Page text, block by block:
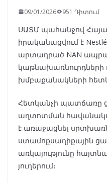
09/01/2026 951 Դիտում
ՍԱՏՄ պահանջով
իրականացվում է
արտադրած NAN
կաթնախառնուրդների
խմբաքանակների
Հետկանչի պատճառը
աղտոտման
է առաջացնել
ստամոքսաղիքային
առկայությունը
յուղերում։